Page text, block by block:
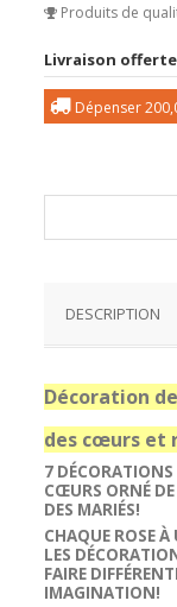
Produits de
Livraison offerte
Dépenser
DESCRIPTION
Décoration
des cœurs et
7 DÉCORATIONS
CŒURS ORNÉ DE
DES MARIÉS!
CHAQUE ROSEÀ
LES
FAIRE
IMAGINATION!